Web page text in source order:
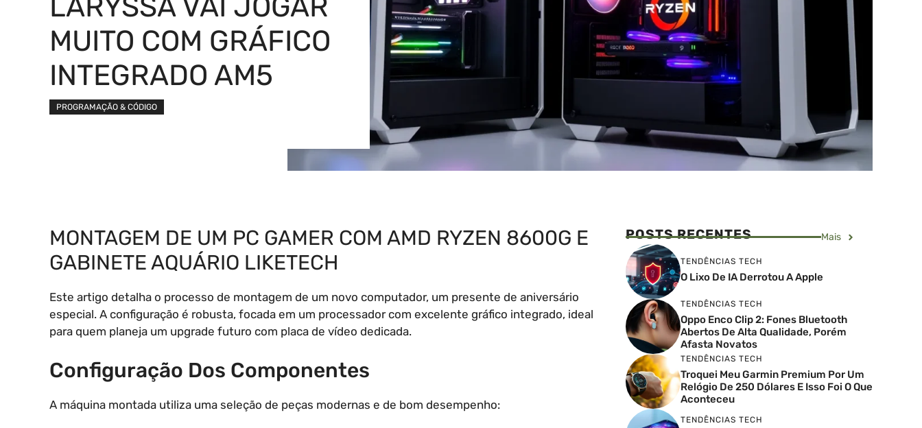
MUITO COM GRÁFICO
INTEGRADO AM5
PROGRAMAÇÃO & CÓDIGO
MONTAGEM DE UM PC GAMER COM AMD RYZEN 8600G E
GABINETE AQUÁRIO LIKETECH
Este artigo detalha o processo de montagem de um novo computador, um presente de aniversário
especial. A configuração é robusta, focada em um processador com excelente gráfico integrado, ideal
para quem planeja um upgrade futuro com placa de vídeo dedicada.
Configuração Dos Componentes
A máquina montada utiliza uma seleção de peças modernas e de bom desempenho:
POSTS RECENTES Mais
TENDÊNCIAS TECH
O Lixo De IA Derrotou A Apple
TENDÊNCIAS TECH
Oppo Enco Clip 2: Fones Bluetooth
Abertos De Alta Qualidade, Porém
Afasta Novatos
TENDÊNCIAS TECH
Troquei Meu Garmin Premium Por Um
Relógio De 250 Dólares E Isso Foi O Que
Aconteceu
TENDÊNCIAS TECH